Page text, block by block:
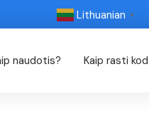
Lithuanian ▼
naudotis? Kaip rasti